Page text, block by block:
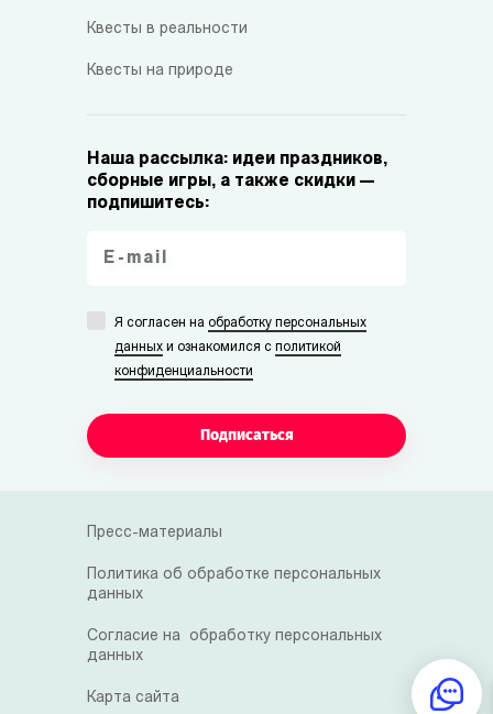
Квесты в реальности
Квесты на природе
Наша рассылка: идеи праздников,
сборные игры, а также скидки —
подпишитесь:
Я согласен на обработку персональных
данных и ознакомился с политикой
конфиденциальности
Подписаться
Пресс-материалы
Политика об обработке персональных
данных
Согласие на обработку персональных
данных
Карта сайта